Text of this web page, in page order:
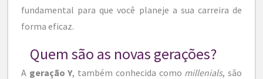
fundamental para que você planeje a sua carreira de
forma eficaz.
Quem são as novas gerações?
A geração Y, também conhecida como millenials, são